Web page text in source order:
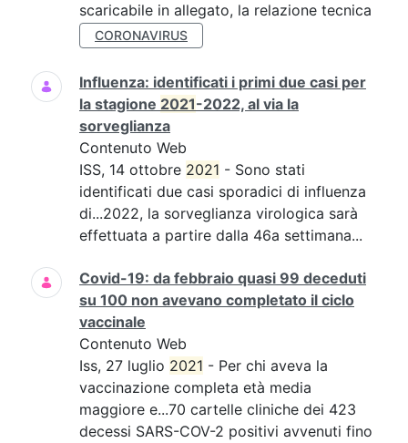
scaricabile in allegato, la relazione tecnica
CORONAVIRUS
Influenza: identificati i primi due casi per
la stagione 2021-2022, al via la
sorveglianza
Contenuto Web
ISS, 14 ottobre 2021 - Sono stati
identificati due casi sporadici di influenza
di...2022, la sorveglianza virologica sarà
effettuata a partire dalla 46a settimana...
Covid-19: da febbraio quasi 99 deceduti
su 100 non avevano completato il ciclo
vaccinale
Contenuto Web
Iss, 27 luglio 2021 - Per chi aveva la
vaccinazione completa età media
maggiore e...70 cartelle cliniche dei 423
decessi SARS-COV-2 positivi avvenuti fino